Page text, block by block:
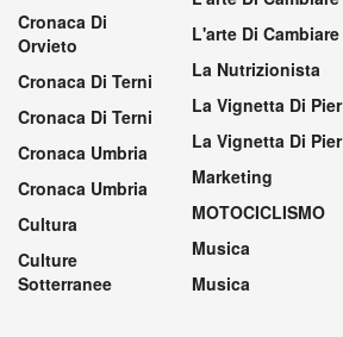
Cronaca Di
Orvieto
Cronaca Di Terni
Cronaca Di Terni
Cronaca Umbria
Cronaca Umbria
Cultura
Culture
Sotterranee
L'arte Di Cambiare
La Nutrizionista
La Vignetta Di Pier
La Vignetta Di Pier
Marketing
MOTOCICLISMO
Musica
Musica